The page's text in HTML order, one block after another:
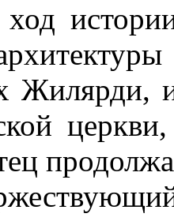
Жилярди,